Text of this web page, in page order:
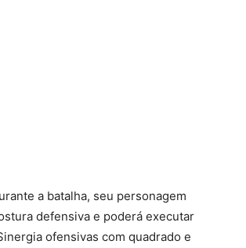
a batalha, seu personagem
defensiva e poderá executar
ofensivas com quadrado e